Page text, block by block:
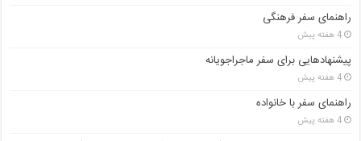
راهنمای سفر فرهنگی
4 هفته پیش
پیشنهادهایی برای سفر ماجراجویانه
4 هفته پیش
راهنمای سفر با خانواده
4 هفته پیش